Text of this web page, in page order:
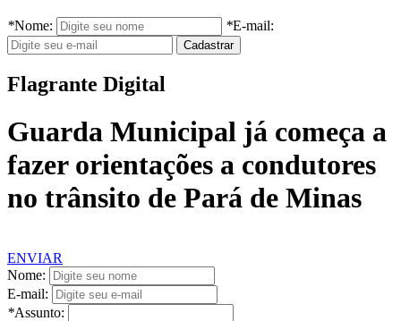
*Nome: *E-mail:
Flagrante Digital
Guarda Municipal já começa a
fazer orientações a condutores
no trânsito de Pará de Minas
ENVIAR
Nome:
E-mail:
*Assunto: